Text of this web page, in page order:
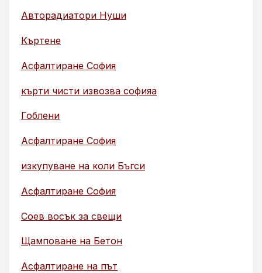
Авторадиатори Нуши
Къртене
Асфалтиране София
кърти чисти извозва софияа
Гоблени
Асфалтиране София
изкупуване на коли Бъгси
Асфалтиране София
Соев восък за свещи
Щамповане на Бетон
Асфалтиране на път